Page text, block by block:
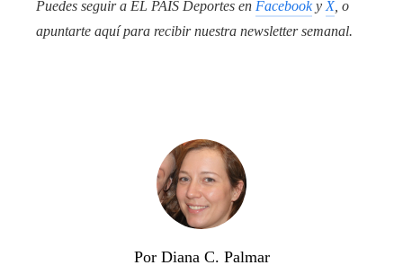
Puedes seguir a EL PAÍS Deportes en Facebooky X, o
apuntarte aquí para recibirnuestra newsletter semanal.
Por Diana C. Palmar